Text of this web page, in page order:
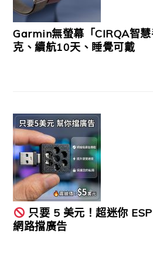
Garmin無螢幕「CIRQA智
克、續航10天、睡覺可戴
只要 5 美元！超迷你
網路擋廣告